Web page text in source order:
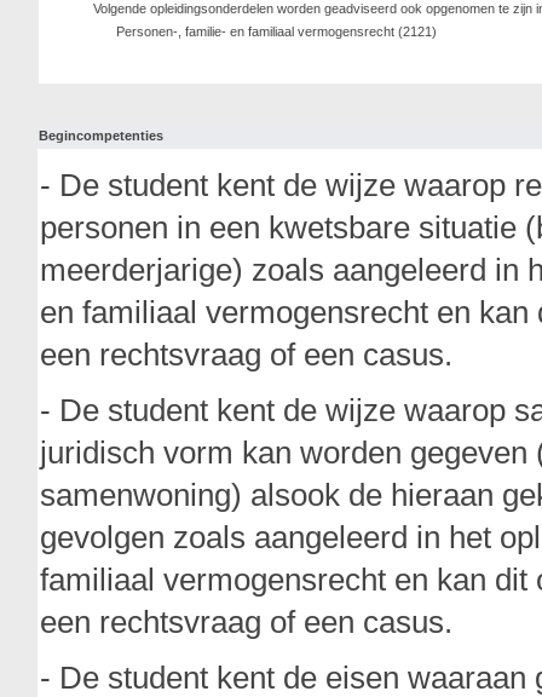
Volgende opleidingsonderdelen worden geadviseerd ook opgenomen te zijn
Personen-, familie- en familiaal vermogensrecht (2121)
Begincompetenties
- De student kent de wijze waarop
personen in een kwetsbare situatie
meerderjarige) zoals aangeleerd in
en familiaal vermogensrecht en
een rechtsvraag of een casus.
- De student kent de wijze waarop
juridisch vorm kan worden
samenwoning) alsook de hieraan
gevolgen zoals aangeleerd in het
familiaal vermogensrecht en kan
een rechtsvraag of een casus.
- De student kent de eisen